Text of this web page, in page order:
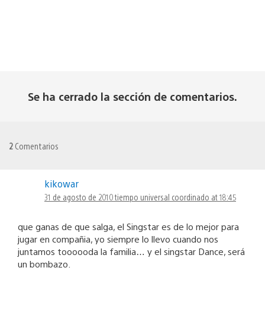
Se ha cerrado la sección de comentarios.
2 Comentarios
kikowar
31 de agosto de 2010 tiempo universal coordinado at 18:45
que ganas de que salga, el Singstar es de lo mejor para
jugar en compañia, yo siempre lo llevo cuando nos
juntamos toooooda la familia… y el singstar Dance, será
un bombazo.